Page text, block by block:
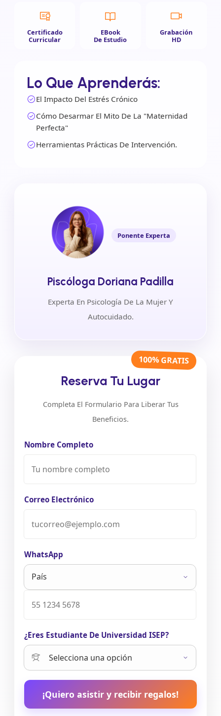
Certificado
Curricular
EBook
De Estudio
Grabación
HD
Lo Que Aprenderás:
El Impacto Del Estrés Crónico
Cómo Desarmar El Mito De La "maternidad
Perfecta"
Herramientas Prácticas De Intervención.
Ponente Experta
Piscóloga Doriana Padilla
Experta En Psicología De La Mujer Y
Autocuidado.
100% GRATIS
Reserva Tu Lugar
Completa El Formulario Para Liberar Tus
Beneficios.
Nombre Completo
Correo Electrónico
WhatsApp
¿Eres Estudiante De Universidad ISEP?
¡Quiero asistir y recibir regalos!